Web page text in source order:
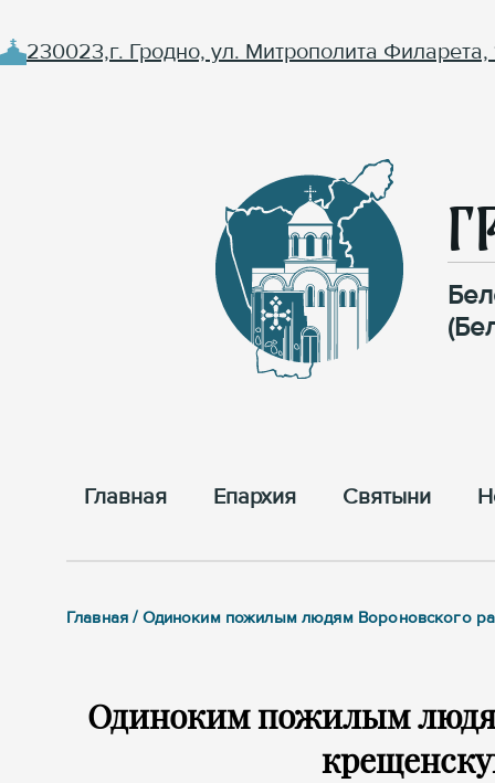
230023,г. Гродно, ул. Митрополита Филарета,
Главная Епархия Cвятыни
Главная / Одиноким пожилым людям Вороновского
Одиноким пожилым